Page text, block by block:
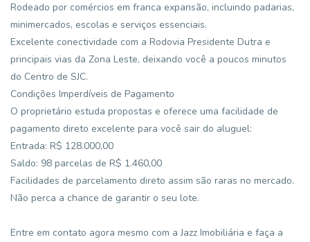
Rodeado por comércios em franca expansão, incluindo padarias,
minimercados, escolas e serviços essenciais.
Excelente conectividade com a Rodovia Presidente Dutra e
principais vias da Zona Leste, deixando você a poucos minutos
do Centro de SJC.
Condições Imperdíveis de Pagamento
O proprietário estuda propostas e oferece uma facilidade de
pagamento direto excelente para você sair do aluguel:
Entrada: R$ 128.000,00
Saldo: 98 parcelas de R$ 1.460,00
Facilidades de parcelamento direto assim são raras no mercado.
Não perca a chance de garantir o seu lote.
Entre em contato agora mesmo com a Jazz Imobiliária e faça a